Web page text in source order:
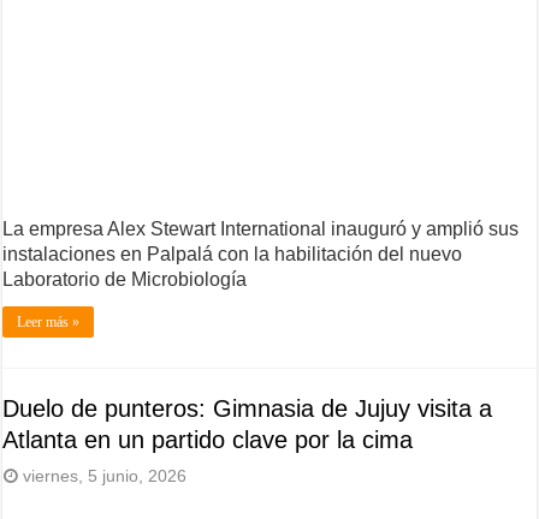
La empresa Alex Stewart International inauguró y amplió sus
instalaciones en Palpalá con la habilitación del nuevo
Laboratorio de Microbiología
Leer más »
Duelo de punteros: Gimnasia de Jujuy visita a
Atlanta en un partido clave por la cima
viernes, 5 junio, 2026